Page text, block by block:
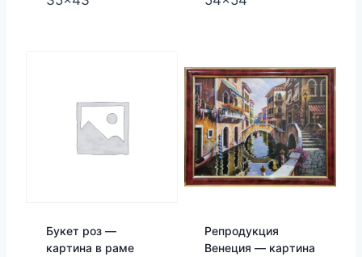
Букет роз —
картина в раме
Репродукция
Венеция — картина